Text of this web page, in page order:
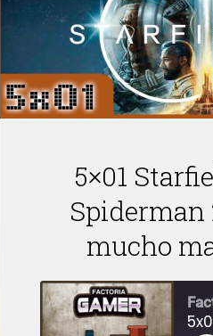
00:00
53:49
5×01
Spiderman
mucho